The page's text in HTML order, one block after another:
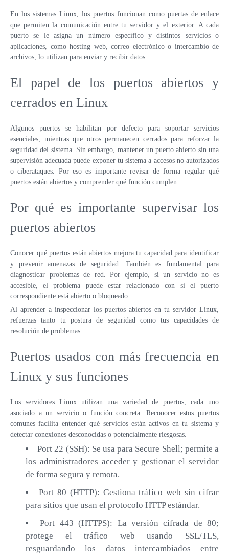
DÜSSELDORF VPS
VPS ESTONIA
VPS AUSTRALIA
VPS SINGAPUR
VPS ITALIA
VPS EMIRATOS ÁRABES UNIDOS
VPS BULGARIA
En los sistemas Linux, los puertos funcionan como puertas de enlace
que permiten la comunicación entre tu servidor y el exterior. A cada
puerto se le asigna un número específico y distintos servicios o
aplicaciones, como hosting web, correo electrónico o intercambio de
archivos, lo utilizan para enviar y recibir datos.
El papel de los puertos abiertos y
cerrados en Linux
Algunos puertos se habilitan por defecto para soportar servicios
esenciales, mientras que otros permanecen cerrados para reforzar la
seguridad del sistema. Sin embargo, mantener un puerto abierto sin una
supervisión adecuada puede exponer tu sistema a accesos no autorizados
o ciberataques. Por eso es importante revisar de forma regular qué
puertos están abiertos y comprender qué función cumplen.
Por qué es importante supervisar los
puertos abiertos
Conocer qué puertos están abiertos mejora tu capacidad para identificar
y prevenir amenazas de seguridad. También es fundamental para
diagnosticar problemas de red. Por ejemplo, si un servicio no es
accesible, el problema puede estar relacionado con si el puerto
correspondiente está abierto o bloqueado.
Al aprender a inspeccionar los puertos abiertos en tu servidor Linux,
refuerzas tanto tu postura de seguridad como tus capacidades de
resolución de problemas.
Puertos usados con más frecuencia en
Linux y sus funciones
Los servidores Linux utilizan una variedad de puertos, cada uno
asociado a un servicio o función concreta. Reconocer estos puertos
comunes facilita entender qué servicios están activos en tu sistema y
detectar conexiones desconocidas o potencialmente riesgosas.
Port 22 (SSH): Se usa para Secure Shell; permite a
los administradores acceder y gestionar el servidor
de forma segura y remota.
Port 80 (HTTP): Gestiona tráfico web sin cifrar
para sitios que usan el protocolo HTTP estándar.
Port 443 (HTTPS): La versión cifrada de 80;
protege el tráfico web usando SSL/TLS,
resguardando los datos intercambiados entre